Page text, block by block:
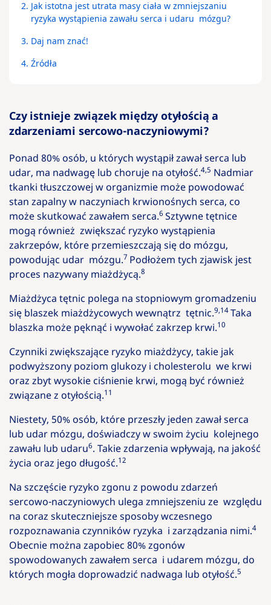
2. Jak istotna jest utrata masy ciała w zmniejszaniu
ryzyka wystąpienia zawału serca i udaru mózgu?
3. Daj nam znać!
4. Źródła
Czy istnieje związek między otyłością a
zdarzeniami sercowo-naczyniowymi?
Ponad 80% osób, u których wystąpił zawał serca lub
udar, ma nadwagę lub choruje na otyłość.4,5 Nadmiar
tkanki tłuszczowej w organizmie może powodować
stan zapalny w naczyniach krwionośnych serca, co
może skutkować zawałem serca.6 Sztywne tętnice
mogą również zwiększać ryzyko wystąpienia
zakrzepów, które przemieszczają się do mózgu,
powodując udar mózgu.7 Podłożem tych zjawisk jest
proces nazywany miażdżycą.8
Miażdżyca tętnic polega na stopniowym gromadzeniu
się blaszek miażdżycowych wewnątrz tętnic.9,14Taka
blaszka może pęknąć i wywołać zakrzep krwi.10
Czynniki zwiększające ryzyko miażdżycy, takie jak
podwyższony poziom glukozy i cholesterolu we krwi
oraz zbyt wysokie ciśnienie krwi, mogą być również
związane z otyłością.11
Niestety, 50% osób, które przeszły jeden zawał serca
lub udar mózgu, doświadczy w swoim życiu kolejnego
zawału lub udaru6. Takie zdarzenia wpływają, na jakość
życia oraz jego długość.12
Na szczęście ryzyko zgonu z powodu zdarzeń
sercowo-naczyniowych ulega zmniejszeniu ze względu
na coraz skuteczniejsze sposoby wczesnego
rozpoznawania czynników ryzyka i zarządzania nimi.4
Obecnie można zapobiec 80% zgonów
spowodowanych zawałem serca i udarem mózgu, do
których mogła doprowadzić nadwaga lub otyłość.5